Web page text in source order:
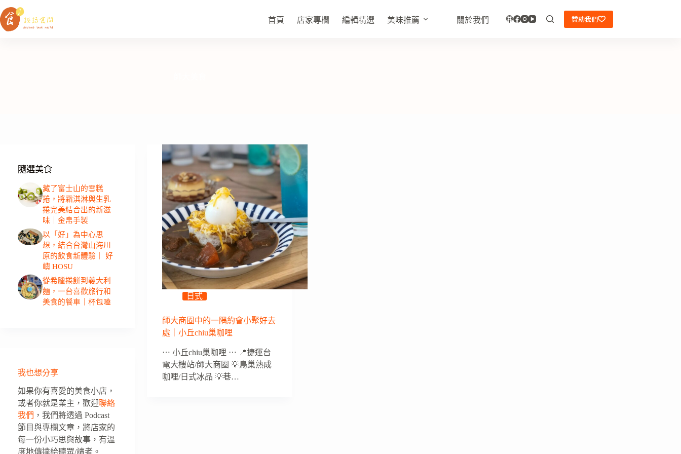
跳
至
主
首頁 店家專欄 編輯精選 美味推薦 關於我們 贊助我們
日式
師大商圈中的一隅約會小聚好去
處｜小丘chiu巢咖哩
⋯ 小丘chiu巢咖哩 ⋯ 📍捷運台
電大樓站/師大商圈 💡鳥巢熟成
咖哩/日式冰品 💡巷…
隨選美食
藏了富士山的雪糕
捲，將霜淇淋與生乳
捲完美結合出的新滋
味｜金帛手製
以「好」為中心思
想，結合台灣山海川
原的飲食新體驗｜ 好
嶼 HOSU
從希臘捲餅到義大利
麵，一台喜歡旅行和
美食的餐車｜杯包嗑
我也想分享
如果你有喜愛的美食小店，
或者你就是業主，歡迎聯絡
我們 ，我們將透過 Podcast
節目與專欄文章，將店家的
每一份小巧思與故事，有溫
度地傳達給聽眾/讀者。